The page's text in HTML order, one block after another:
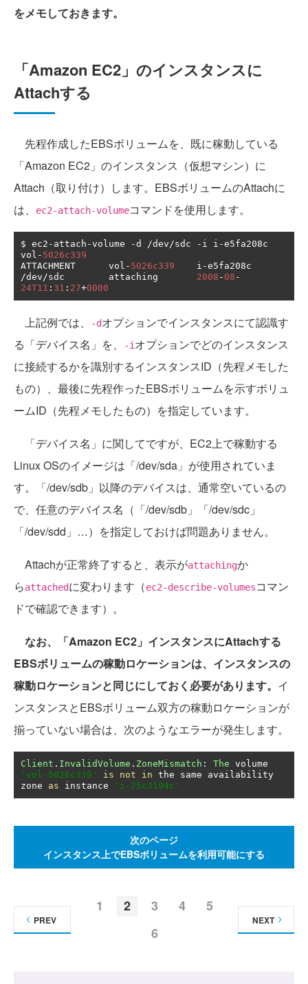
をメモしておきます。
「Amazon EC2」のインスタンスに
Attachする
先程作成したEBSボリュームを、既に稼動している
「Amazon EC2」のインスタンス（仮想マシン）に
Attach（取り付け）します。EBSボリュームのAttachに
は、
ec2-attach-volumeコマンドを使用します。
$ ec2 - attach -volume -d /dev /sdc - i i -e5fa208c
vol - 5026c339
ATTACHMENT      vol - 5026c339
    i
-
/dev /sdc        attaching 2008 - 08 -
24T11 : 31 : 27+0000
上記例では、 -dオプションでインスタンスにて認識す
る「デバイス名」を、
-i オプションでどのインスタンス
に接続するかを識別するインスタンスID（先程メモした
もの）、最後に先程作ったEBSボリュームを示すボリュ
ームID（先程メモしたもの）を指定しています。
「デバイス名」に関してですが、EC2上で稼動する
Linux OSのイメージは「/dev/sda」が使用されていま
す。「/dev/sdb」以降のデバイスは、通常空いているの
で、任意のデバイス名（「/dev/sdb」「/dev/sdc」
「/dev/sdd」…）を指定しておけば問題ありません。
Attachが正常終了すると、表示がattachingか
らattachedに変わります（ec2-describe-volumesコマン
ドで確認できます）。
なお、「Amazon EC2」インスタンスにAttachする
EBSボリュームの稼動ロケーションは、インスタンスの
稼動ロケーションと同じにしておく必要があります。 イ
ンスタンスとEBSボリューム双方の稼動ロケーションが
揃っていない場合は、次のようなエラーが発生します。
Client . InvalidVolume . ZoneMismatch : The
'vol-5026c339'
is not in the same availability
zone as instance 'i-25c3194c'
次のページ
インスタンス上でEBSボリュームを利用可能にする
1 2 3 4
5
6
PREV NEXT